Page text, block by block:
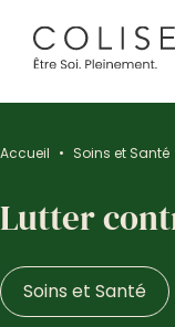
Accueil • Soins et Santé
Lutter
Soins et Santé